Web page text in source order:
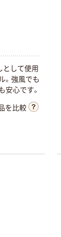
として使用
。強風でも
安心です。
を比較